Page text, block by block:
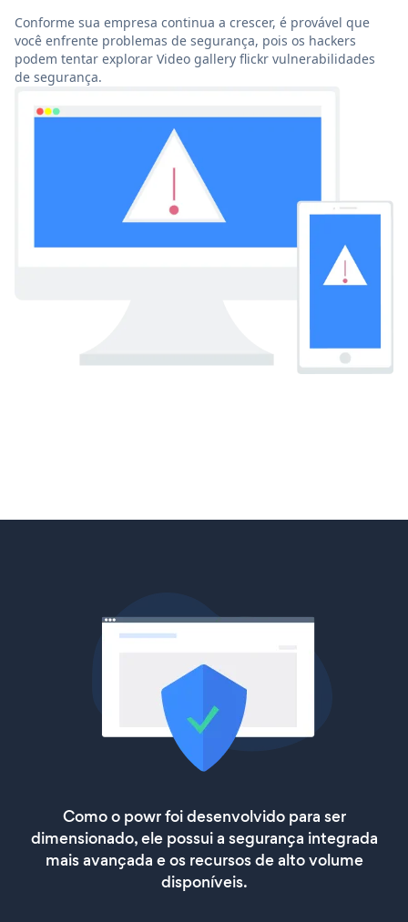
Conforme sua empresa continua a crescer, é provável que
você enfrente problemas de segurança, pois os hackers
podem tentar explorar Video gallery flickr vulnerabilidades
de segurança.
Como o powr foi desenvolvido para ser
dimensionado, ele possui a segurança integrada
mais avançada e os recursos de alto volume
disponíveis.